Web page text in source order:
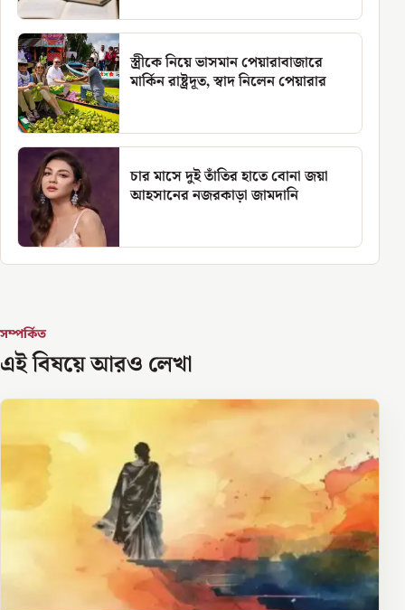
স্ত্রীকে নিয়ে ভাসমান পেয়ারাবাজারে
মার্কিন রাষ্ট্রদূত, স্বাদ নিলেন পেয়ারার
চার মাসে দুই তাঁতির হাতে বোনা জয়া
আহসানের নজরকাড়া জামদানি
সম্পর্কিত
এই বিষয়ে আরও লেখা